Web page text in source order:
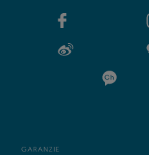
GARANZIE